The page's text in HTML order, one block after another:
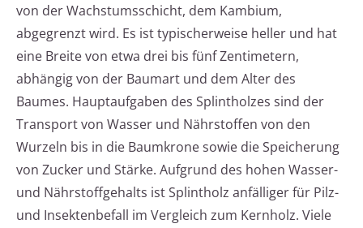
von der Wachstumsschicht, dem Kambium,
abgegrenzt wird. Es ist typischerweise heller und hat
eine Breite von etwa drei bis fünf Zentimetern,
abhängig von der Baumart und dem Alter des
Baumes. Hauptaufgaben des Splintholzes sind der
Transport von Wasser und Nährstoffen von den
Wurzeln bis in die Baumkrone sowie die Speicherung
von Zucker und Stärke. Aufgrund des hohen Wasser-
und Nährstoffgehalts ist Splintholz anfälliger für Pilz-
und Insektenbefall im Vergleich zum Kernholz. Viele